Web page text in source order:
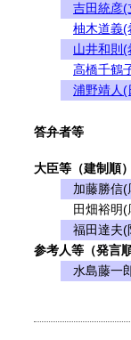
吉田統彦(
柚木道義(
山井和則
高橋千鶴
浦野靖人(
答弁者等
大臣等（建制順
加藤勝信(
田畑裕明(
福田達夫(
参考人等（発言
水島藤一